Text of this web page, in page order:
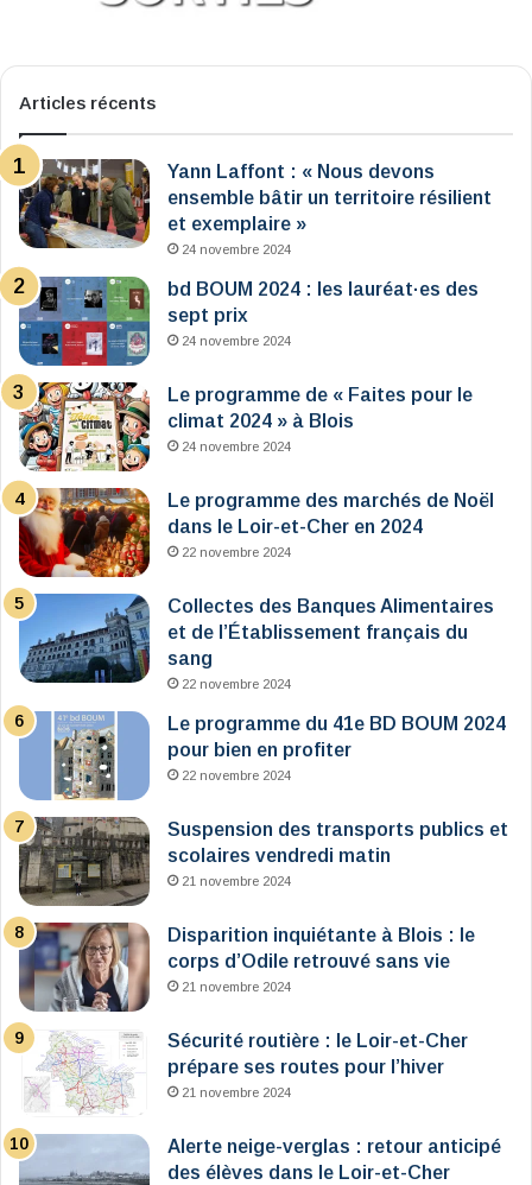
Articles récents
Yann Laffont : « Nous devons
ensemble bâtir un territoire résilient
et exemplaire »
24 novembre 2024
bd BOUM 2024 : les lauréat·es des
sept prix
24 novembre 2024
Le programme de « Faites pour le
climat 2024 » à Blois
24 novembre 2024
Le programme des marchés de Noël
dans le Loir-et-Cher en 2024
22 novembre 2024
Collectes des Banques Alimentaires
et de l’Établissement français du
sang
22 novembre 2024
Le programme du 41e BD BOUM 2024
pour bien en profiter
22 novembre 2024
Suspension des transports publics et
scolaires vendredi matin
21 novembre 2024
Disparition inquiétante à Blois : le
corps d’Odile retrouvé sans vie
21 novembre 2024
Sécurité routière : le Loir-et-Cher
prépare ses routes pour l’hiver
21 novembre 2024
Alerte neige-verglas : retour anticipé
des élèves dans le Loir-et-Cher